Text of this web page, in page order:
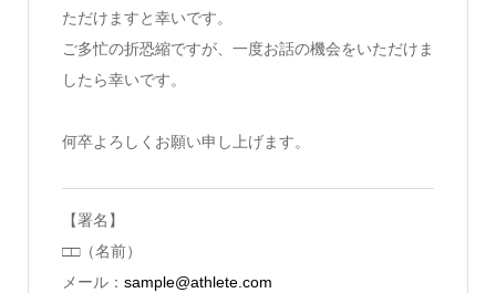
ただけますと幸いです。
ご多忙の折恐縮ですが、一度お話の機会をいただけま
したら幸いです。
何卒よろしくお願い申し上げます。
【署名】
□□（名前）
メール： sample@athlete.com